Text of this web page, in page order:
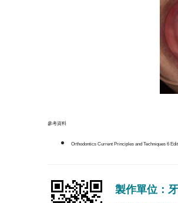
參考資料
Orthodontics Current Principles and Techniques 6
製作單位：